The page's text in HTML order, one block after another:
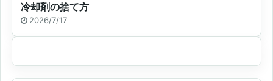
冷却剤の捨て方
2026/7/17